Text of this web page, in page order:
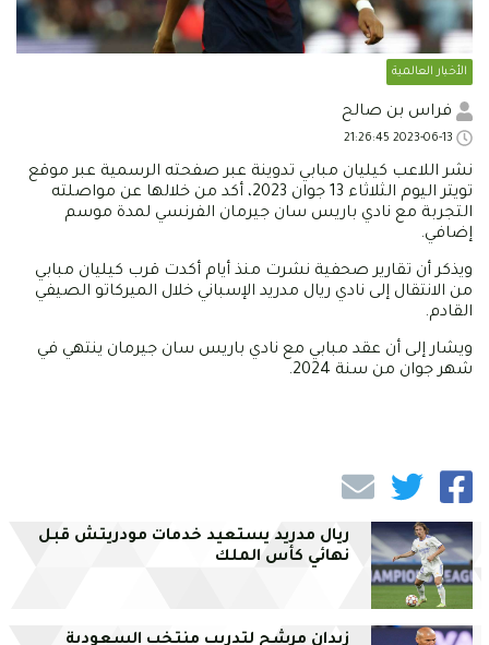
الأخبار العالمية
فراس بن صالح
نشر اللاعب كيليان مبابي تدوينة عبر صفحته الرسمية عبر موقع
تويتر اليوم الثلاثاء 13 جوان 2023، أكد من خلالها عن مواصلته
التجربة مع نادي باريس سان جيرمان الفرنسي لمدة موسم
إضافي.
ويذكر أن تقارير صحفية نشرت منذ أيام أكدت قرب كيليان مبابي
من الانتقال إلى نادي ريال مدريد الإسباني خلال الميركاتو الصيفي
القادم.
ويشار إلى أن عقد مبابي مع نادي باريس سان جيرمان ينتهي في
شهر جوان من سنة 2024.
ريال مدريد يستعيد خدمات مودريتش قبل
نهائي كأس الملك
زيدان مرشح لتدريب منتخب السعودية